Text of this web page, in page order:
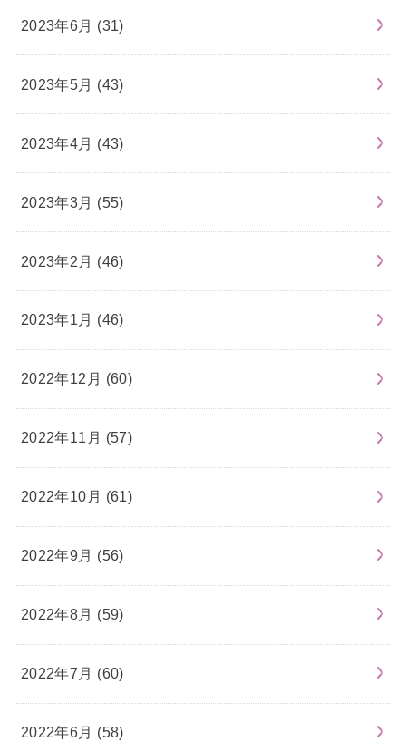
2023年6月 (31)
2023年5月 (43)
2023年4月 (43)
2023年3月 (55)
2023年2月 (46)
2023年1月 (46)
2022年12月 (60)
2022年11月 (57)
2022年10月 (61)
2022年9月 (56)
2022年8月 (59)
2022年7月 (60)
2022年6月 (58)